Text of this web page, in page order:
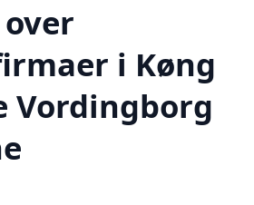
i Køng
Vordingborg